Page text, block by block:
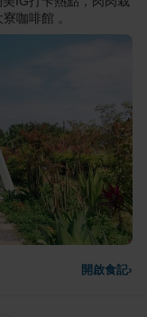
咖啡館 。
開啟食記›